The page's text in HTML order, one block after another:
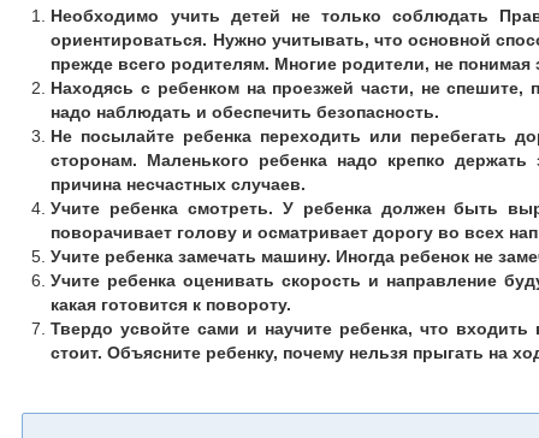
Необходимо учить детей не только соблюдать
ориентироваться. Нужно учитывать, что основной
прежде всего родителям. Многие родители, не
Находясь с ребенком на проезжей части, не
надо наблюдать и обеспечить безопасность.
Не посылайте ребенка переходить или перебегать
сторонам. Маленького ребенка надо крепко
причина несчастных случаев.
Учите ребенка смотреть. У ребенка должен быть
поворачивает голову и осматривает дорогу во всех
Учите ребенка замечать машину. Иногда ребенок не
Учите ребенка оценивать скорость и направление
какая готовится к повороту.
Твердо усвойте сами и научите ребенка, что
стоит. Объясните ребенку, почему нельзя прыгать на